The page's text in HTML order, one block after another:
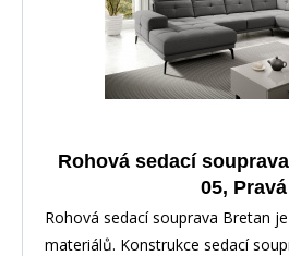
Rohová sedací
05, Pravá
Rohová sedací souprava Bretan
materiálů. Konstrukce sedací